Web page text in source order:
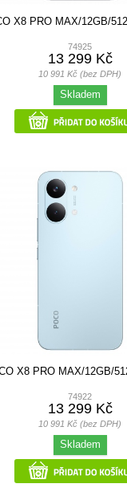
X8 PRO MAX/12GB/
74925
13 299 Kč
10 991 Kč (bez DPH)
Skladem
X8 PRO MAX/12GB/
74922
13 299 Kč
10 991 Kč (bez DPH)
Skladem